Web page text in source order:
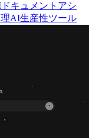
キュメントアシ
AI生産性ツール